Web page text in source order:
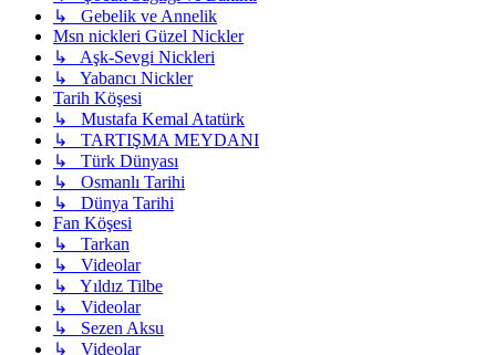
↳ Gebelik ve Annelik
Msn nickleri Güzel Nickler
↳ Aşk-Sevgi Nickleri
↳ Yabancı Nickler
Tarih Köşesi
↳ Mustafa Kemal Atatürk
↳ TARTIŞMA MEYDANI
↳ Türk Dünyası
↳ Osmanlı Tarihi
↳ Dünya Tarihi
Fan Köşesi
↳ Tarkan
↳ Videolar
↳ Yıldız Tilbe
↳ Videolar
↳ Sezen Aksu
↳ Videolar